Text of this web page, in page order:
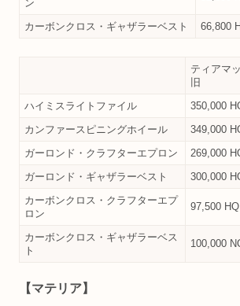
ン
カーボンクロス・ギャザラーベスト 66,800
ティアマ
旧
ハイミスライトファイル
350,000
カンファースピニングホイール
349,000
ガーロンド・クラフターエプロン
269,000
ガーロンド・ギャザラーベスト
300,000
カーボンクロス・クラフターエプ
ロン
97,500 HQ
カーボンクロス・ギャザラーベス
ト
100,000
【マテリア】